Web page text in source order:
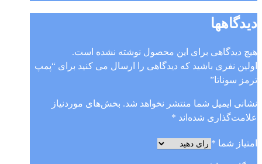
دیدگاهها
هیچ دیدگاهی برای این محصول نوشته نشده است.
اولین نفری باشید که دیدگاهی را ارسال می کنید برای “پمپ
ترمز سوناتا”
نشانی ایمیل شما منتشر نخواهد شد. بخش‌های موردنیاز
علامت‌گذاری شده‌اند *
امتیاز شما *